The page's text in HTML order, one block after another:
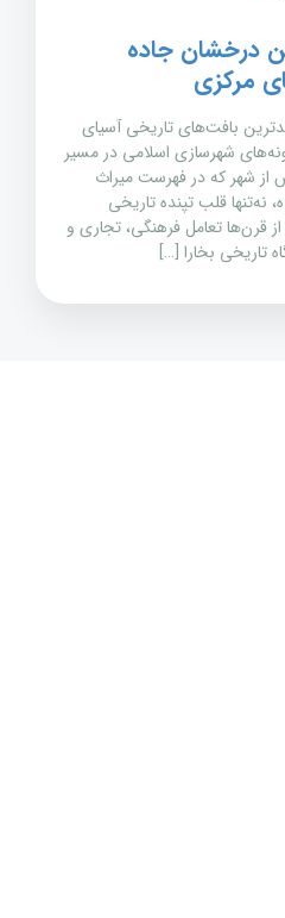
درخشان جاده
مرکزی
بافت‌های تاریخی آسیای
شهرسازی اسلامی در مسیر
شهر که در فهرست میراث
قلب تپنده تاریخی
قرن‌ها تعامل فرهنگی، تجاری و
تاریخی بخارا […]